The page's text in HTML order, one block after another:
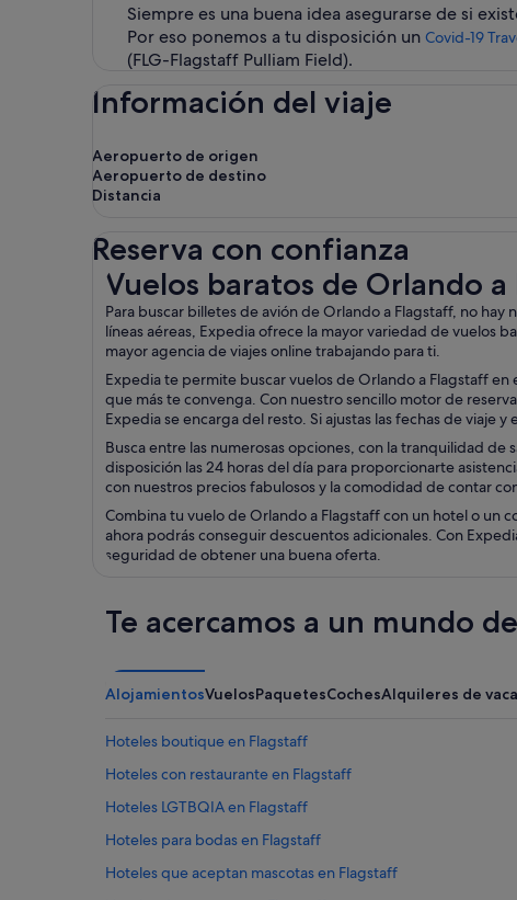
Siempre es una buena idea asegurarse de si
Por eso ponemos a tu disposición un Covid-19
(FLG-Flagstaff Pulliam Field).
Información del viaje
Aeropuerto de origen
Aeropuerto de destino
Distancia
Reserva con confianza
Vuelos baratos de Orlando
Para buscar billetes de avión de Orlando a Flagstaff, no
líneas aéreas, Expedia ofrece la mayor variedad de vuelos
mayor agencia de viajes online trabajando para ti.
Expedia te permite buscar vuelos de Orlando a Flagstaff
que más te convenga. Con nuestro sencillo motor de
Expedia se encarga del resto. Si ajustas las fechas de viaje
Busca entre las numerosas opciones, con la tranquilidad
disposición las 24 horas del día para proporcionarte
con nuestros precios fabulosos y la comodidad de contar
Combina tu vuelo de Orlando a Flagstaff con un hotel o un
ahora podrás conseguir descuentos adicionales. Con
seguridad de obtener una buena oferta.
Vuelos baratos de Orlando a Flagstaff
Te acercamos a un mundo
AlojamientosVuelosPaquetesCochesAlquileres de
Hoteles boutique en Flagstaff
Hoteles con restaurante en Flagstaff
Hoteles LGTBQIA en Flagstaff
Hoteles para bodas en Flagstaff
Hoteles que aceptan mascotas en Flagstaff